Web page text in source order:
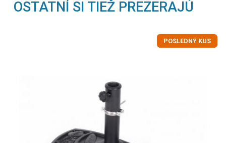
OSTATNÍ SI TIEŽ PREZERAJÚ
POSLEDNÝ KUS